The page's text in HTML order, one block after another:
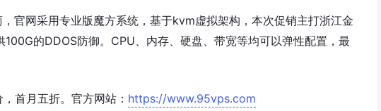
官网采用专业版魔方系统，基于kvm虚拟架构，本次促销主打浙江金
的DDOS防御。CPU、内存、硬盘、带宽等均可以弹性配置，最
首月五折。官方网站： https://www.95vps.com